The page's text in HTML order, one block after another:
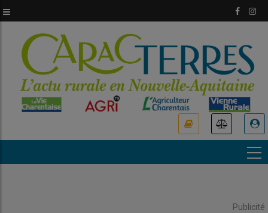
au
principal
Publicité